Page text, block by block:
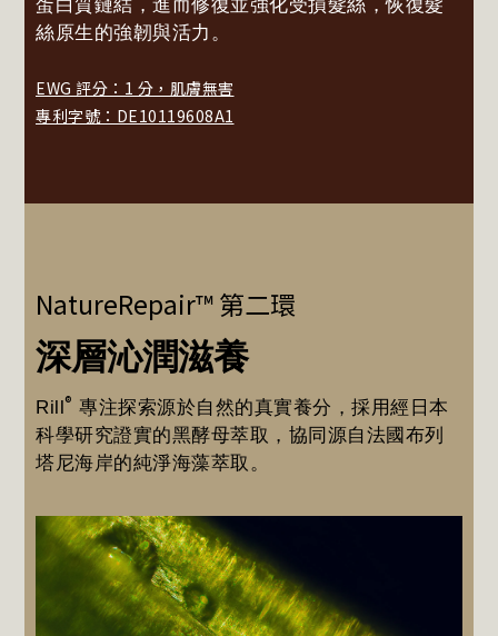
蛋白質鏈結，進而修復並強化受損髮絲，恢復髮
絲原生的強韌與活力。
EWG 評分：1 分，肌膚無害
專利字號：DE10119608A1
NatureRepair™ 第二環
深層沁潤滋養
Rill® 專注探索源於自然的真實養分，採用經日本
科學研究證實的黑酵母萃取，協同源自法國布列
塔尼海岸的純淨海藻萃取。